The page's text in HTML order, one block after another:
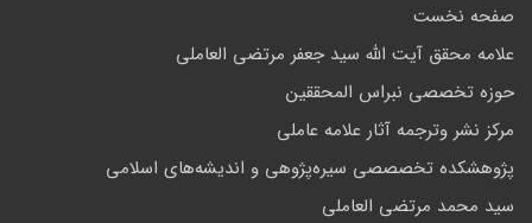
صفحه نخست
علامه محقق آیت الله سید جعفر مرتضی العاملی
حوزه تخصصی نبراس المحققین
مركز نشر وترجمه آثار علامه عاملی
پژوهشكده تخصصصى سیره‌پژوهی و اندیشه‌های اسلامی
سید محمد مرتضی العاملی